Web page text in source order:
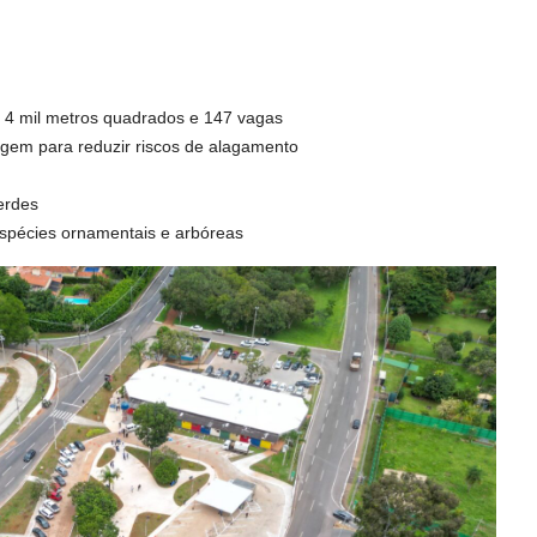
mil metros quadrados e 147 vagas
para reduzir riscos de alagamento
ornamentais e arbóreas